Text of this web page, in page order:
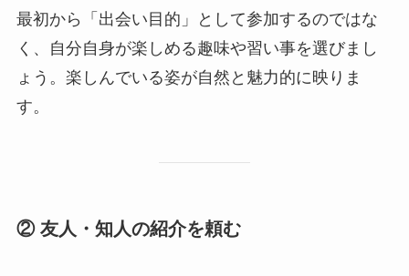
最初から「出会い目的」として参加するのではな
く、自分自身が楽しめる趣味や習い事を選びまし
ょう。楽しんでいる姿が自然と魅力的に映りま
す。
② 友人・知人の紹介を頼む